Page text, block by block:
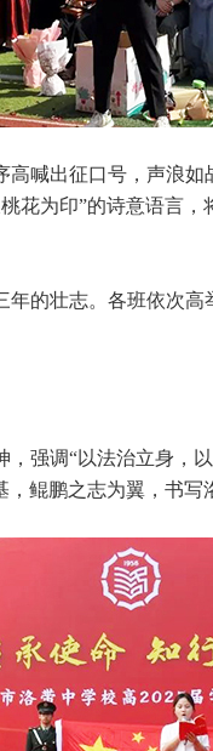
高喊出征口号，声浪
花为印”的诗意语言，
年的壮志。各班依次
强调“以法治立身，
鲲鹏之志为翼，书写